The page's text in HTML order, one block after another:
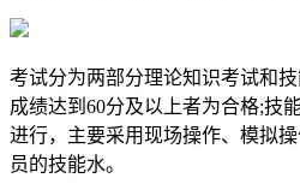
考试分为两部分理论知识考试和
成绩达到60分及以上者为合格;技
进行，主要采用现场操作、模拟
员的技能水。